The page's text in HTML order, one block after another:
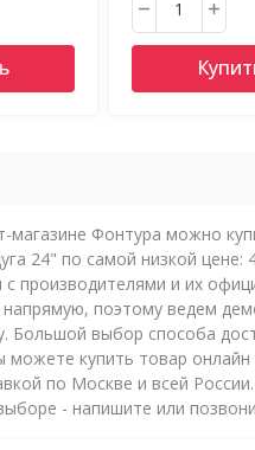
магазине Фонтура можно
24" по самой низкой цене:
производителями и их
напрямую, поэтому ведем
Большой выбор способа
можете купить товар онлайн
по Москве и всей
- напишите или